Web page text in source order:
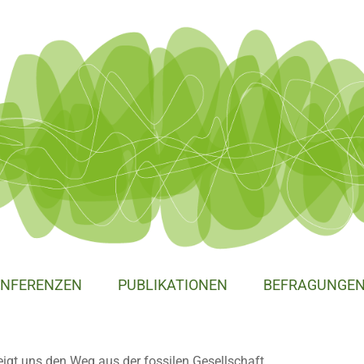
PUBLIKATIONEN BEFRAGUNGEN